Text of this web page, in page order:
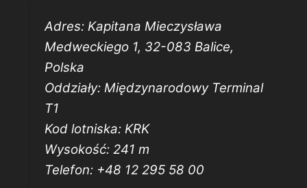
Adres: Kapitana Mieczysława
Medweckiego 1, 32-083 Balice,
Polska
Oddziały: Międzynarodowy Terminal
T1
Kod lotniska: KRK
Wysokość: 241 m
Telefon: +48 12 295 58 00